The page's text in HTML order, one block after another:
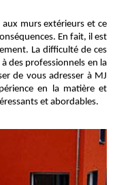
murs extérieurs et ce
En fait, il est
La difficulté de ces
des professionnels en la
de vous adresser à MJ
en la matière et
et abordables.